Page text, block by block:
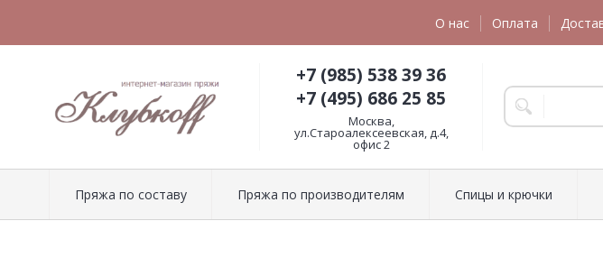
О нас Оплата
+7 (985) 538 39 36
+7 (495) 686 25 85
Москва,
ул.Староалексеевская, д.4,
офис 2
Пряжа по составу Пряжа по производителям Спицы и крючки